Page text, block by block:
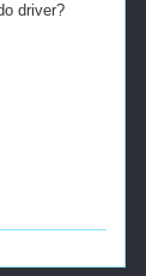
driver?